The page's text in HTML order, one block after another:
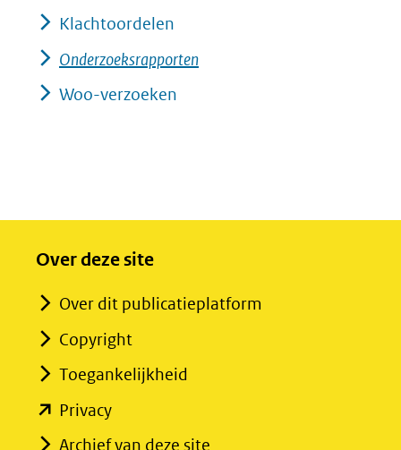
Klachtoordelen
Onderzoeksrapporten
Woo-verzoeken
Over deze site
Over dit publicatieplatform
Copyright
Toegankelijkheid
Privacy(opent
in
Archief van deze site